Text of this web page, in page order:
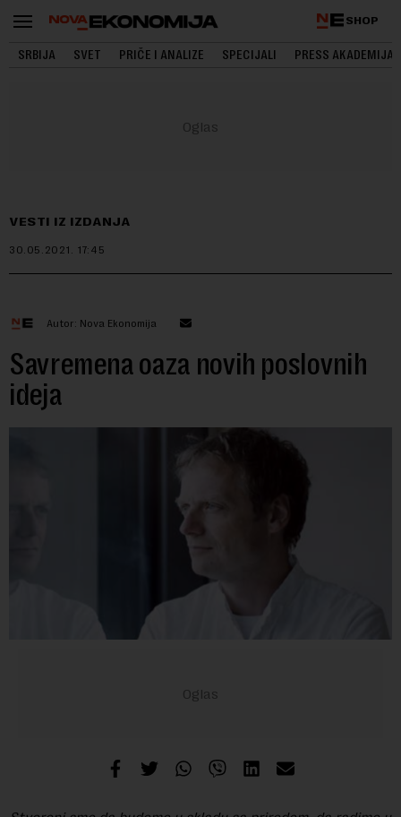
SHOP
SRBIJA SVET PRIČE I ANALIZE SPECIJALI PRESS AKADEMIJA
VESTI IZ IZDANJA
30.05.2021. 17:45
Autor: Nova Ekonomija
Savremena oaza novih poslovnih
ideja